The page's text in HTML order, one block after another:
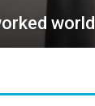
world